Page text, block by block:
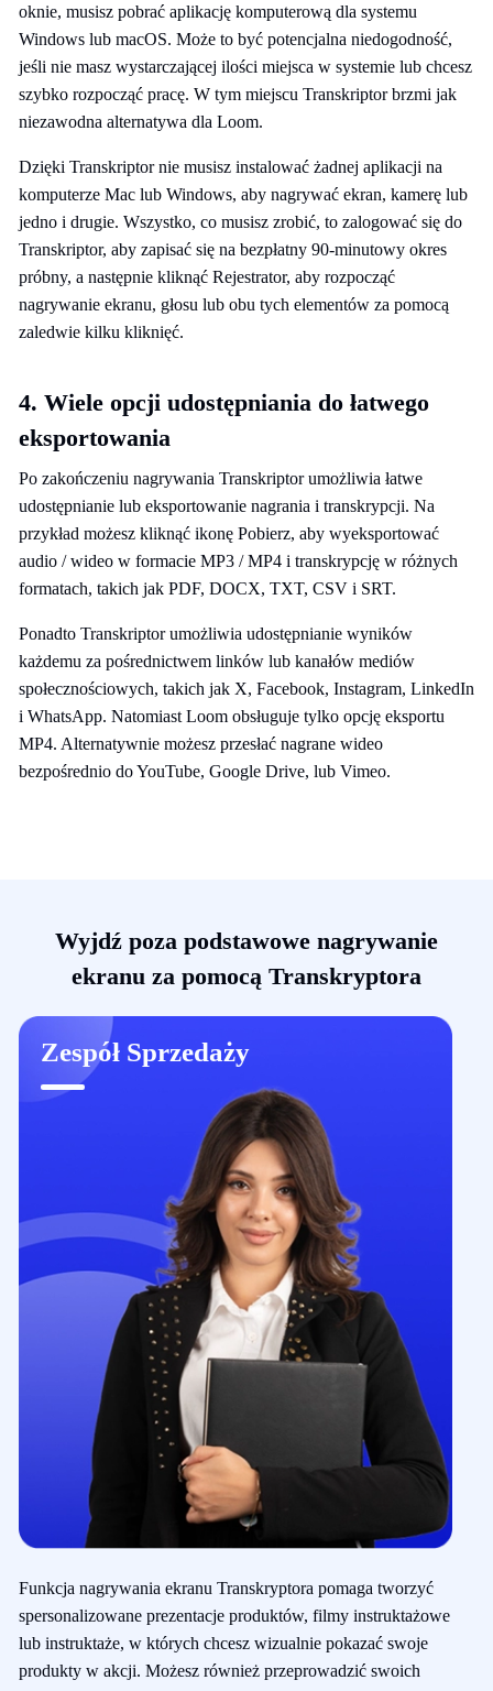
oknie, musisz pobrać aplikację komputerową dla systemu
Windows lub macOS. Może to być potencjalna niedogodność,
jeśli nie masz wystarczającej ilości miejsca w systemie lub chcesz
szybko rozpocząć pracę. W tym miejscu Transkriptor brzmi jak
niezawodna alternatywa dla Loom.
Dzięki Transkriptor nie musisz instalować żadnej aplikacji na
komputerze Mac lub Windows, aby nagrywać ekran, kamerę lub
jedno i drugie. Wszystko, co musisz zrobić, to zalogować się do
Transkriptor, aby zapisać się na bezpłatny 90-minutowy okres
próbny, a następnie kliknąć Rejestrator, aby rozpocząć
nagrywanie ekranu, głosu lub obu tych elementów za pomocą
zaledwie kilku kliknięć.
4. Wiele opcji udostępniania do łatwego
eksportowania
Po zakończeniu nagrywania Transkriptor umożliwia łatwe
udostępnianie lub eksportowanie nagrania i transkrypcji. Na
przykład możesz kliknąć ikonę Pobierz, aby wyeksportować
audio / wideo w formacie MP3 / MP4 i transkrypcję w różnych
formatach, takich jak PDF, DOCX, TXT, CSV i SRT.
Ponadto Transkriptor umożliwia udostępnianie wyników
każdemu za pośrednictwem linków lub kanałów mediów
społecznościowych, takich jak X, Facebook, Instagram, LinkedIn
i WhatsApp. Natomiast Loom obsługuje tylko opcję eksportu
MP4. Alternatywnie możesz przesłać nagrane wideo
bezpośrednio do YouTube, Google Drive, lub Vimeo.
Wyjdź poza podstawowe nagrywanie
ekranu za pomocą Transkryptora
Zespół Sprzedaży
Funkcja nagrywania ekranu Transkryptora pomaga tworzyć
spersonalizowane prezentacje produktów, filmy instruktażowe
lub instruktaże, w których chcesz wizualnie pokazać swoje
produkty w akcji. Możesz również przeprowadzić swoich